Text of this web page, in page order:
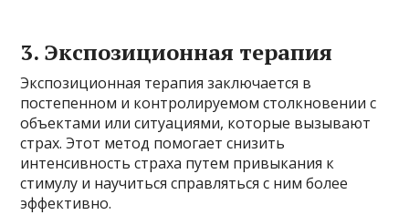
3. Экспозиционная терапия
Экспозиционная терапия заключается в
постепенном и контролируемом столкновении с
объектами или ситуациями, которые вызывают
страх. Этот метод помогает снизить
интенсивность страха путем привыкания к
стимулу и научиться справляться с ним более
эффективно.